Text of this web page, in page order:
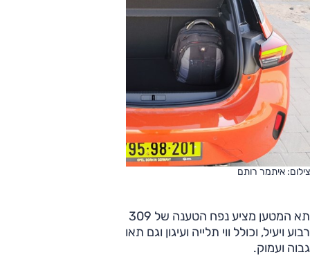
צילום: איתמר רותם
רבוע ויעיל, וכולל ווי תלייה ועיגון וגם תאורה. סף ההטענה מעט
גבוה ועמוק.